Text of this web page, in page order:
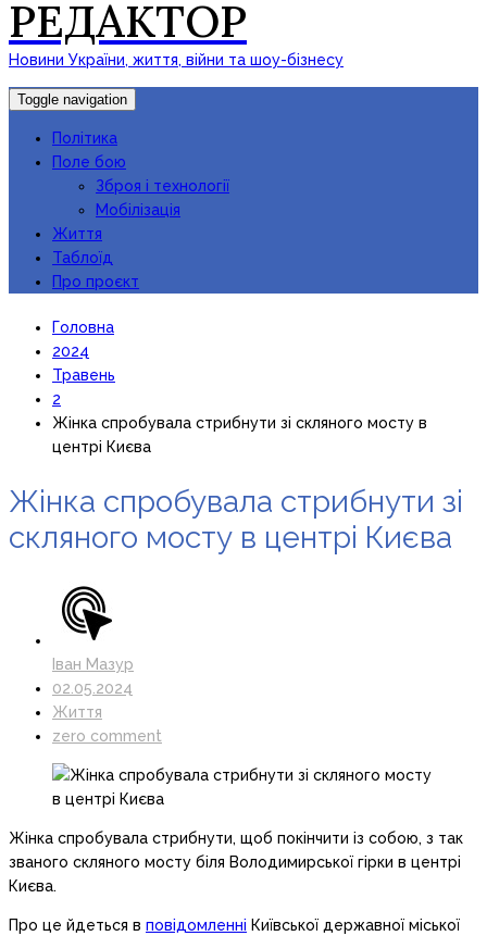
РЕДАКТОР
Новини України, життя, війни та шоу-бізнесу
Toggle navigation
Політика
Поле бою
Зброя і технології
Мобілізація
Життя
Таблоїд
Про проєкт
Головна
2024
Травень
2
Жінка спробувала стрибнути зі скляного мосту в
центрі Києва
Жінка спробувала стрибнути зі
скляного мосту в центрі Києва
Іван Мазур
02.05.2024
Життя
zero comment
Жінка спробувала стрибнути, щоб покінчити із собою, з так
званого скляного мосту біля Володимирської гірки в центрі
Києва.
Про це йдеться в повідомленні Київської державної міської